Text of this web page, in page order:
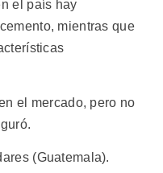
el país hay
mientras que
el mercado, pero no
(Guatemala).